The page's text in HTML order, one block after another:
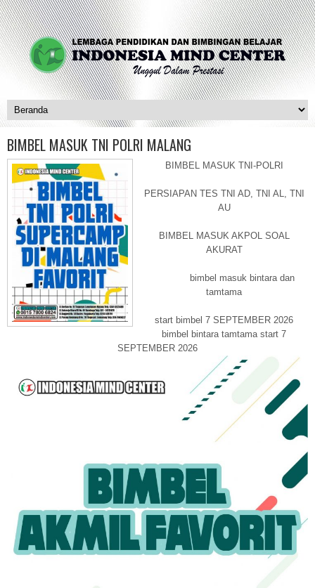
BIMBEL MASUK TNI POLRI MALANG
BIMBEL MASUK TNI-POLRI
PERSIAPAN TES TNI AD, TNI AL, TNI
AU
BIMBEL MASUK AKPOL SOAL
AKURAT
bimbel masuk bintara dan
tamtama
start bimbel 7 SEPTEMBER 2026
bimbel bintara tamtama start 7
SEPTEMBER 2026